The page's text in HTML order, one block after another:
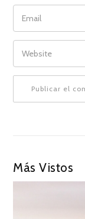
EMAIL
WEBSITE
Más Vistos